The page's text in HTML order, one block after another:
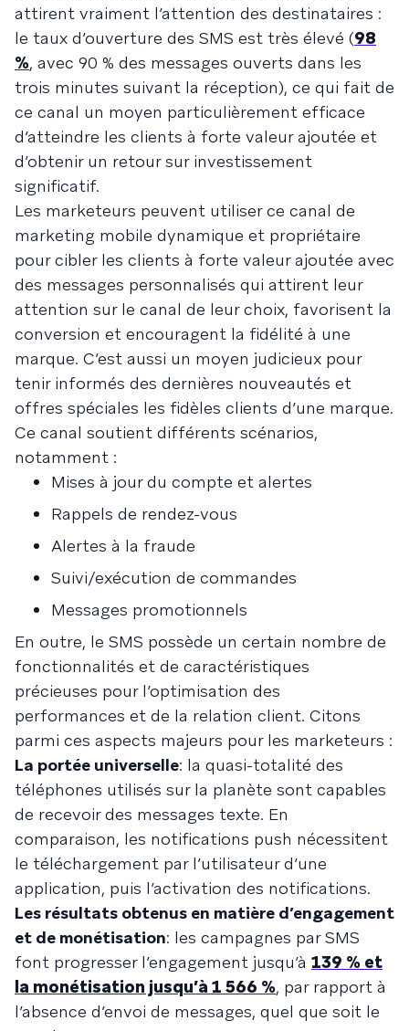
attirent vraiment l’attention des destinataires :
le taux d’ouverture des SMS est très élevé (98
%, avec 90 % des messages ouverts dans les
trois minutes suivant la réception), ce qui fait de
ce canal un moyen particulièrement efficace
d’atteindre les clients à forte valeur ajoutée et
d’obtenir un retour sur investissement
significatif.
Les marketeurs peuvent utiliser ce canal de
marketing mobile dynamique et propriétaire
pour cibler les clients à forte valeur ajoutée avec
des messages personnalisés qui attirent leur
attention sur le canal de leur choix, favorisent la
conversion et encouragent la fidélité à une
marque. C’est aussi un moyen judicieux pour
tenir informés des dernières nouveautés et
offres spéciales les fidèles clients d’une marque.
Ce canal soutient différents scénarios,
notamment :
Mises à jour du compte et alertes
Rappels de rendez-vous
Alertes à la fraude
Suivi/exécution de commandes
Messages promotionnels
En outre, le SMS possède un certain nombre de
fonctionnalités et de caractéristiques
précieuses pour l’optimisation des
performances et de la relation client. Citons
parmi ces aspects majeurs pour les marketeurs :
La portée universelle: la quasi-totalité des
téléphones utilisés sur la planète sont capables
de recevoir des messages texte. En
comparaison, les notifications push nécessitent
le téléchargement par l’utilisateur d’une
application, puis l’activation des notifications.
Les résultats obtenus en matière d’engagement
et de monétisation: les campagnes par SMS
font progresser l’engagement jusqu’à 139 % et
la monétisation jusqu’à 1 566 %, par rapport à
l’absence d’envoi de messages, quel que soit le